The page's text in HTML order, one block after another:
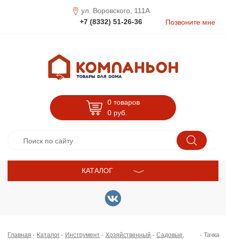
ул. Воровского, 111А
+7 (8332) 51-26-36
Позвоните мне
0 товаров
0руб.
КАТАЛОГ
Главная Каталог Инструмент
Хозяйственный
Садовые,
Тачка